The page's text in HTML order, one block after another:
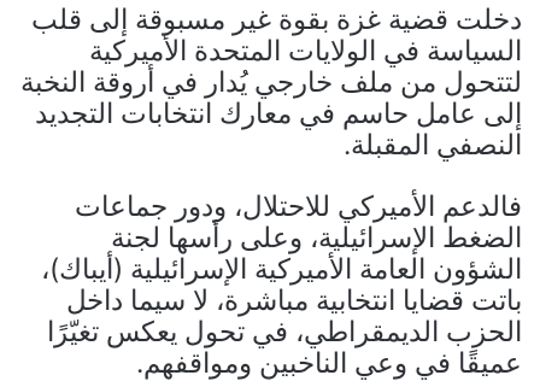
دخلت قضية غزة بقوة غير مسبوقة إلى قلب
السياسة في الولايات المتحدة الأميركية
لتتحول من ملف خارجي يُدار في أروقة النخبة
إلى عامل حاسم في معارك انتخابات التجديد
النصفي المقبلة.
فالدعم الأميركي للاحتلال، ودور جماعات
الضغط الإسرائيلية، وعلى رأسها لجنة
الشؤون العامة الأميركية الإسرائيلية (أيباك)،
باتت قضايا انتخابية مباشرة، لا سيما داخل
الحزب الديمقراطي، في تحول يعكس تغيّرًا
عميقًا في وعي الناخبين ومواقفهم.